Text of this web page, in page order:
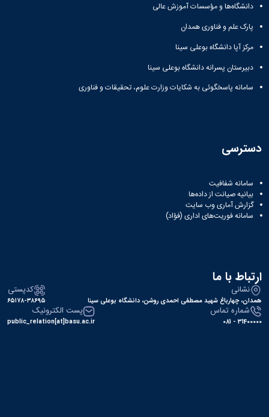
دانشگاه‌ها و مؤسسات آموزش عالی
پارک علم و فناوری همدان
مرکز آپا دانشگاه بوعلی سینا
دبیرستان پسرانه دانشگاه بوعلی سینا
سامانه پاسخگوئی به شکایات وزارت علوم، تحقیقات و فناوری
دسترسی
سامانه شفافیت
بیانیه صیانت از داده‌ها
گزارش آماری وب‌ سایت
سامانه فوریت‌های اداری (فؤاد)
ارتباط با ما
نشانی
همدان، چهارباغ شهید مصطفی احمدی روشن، دانشگاه بوعلی سینا
کدپستی
۶۵۱۷۸-۳۸۶۹۵
شماره تماس
31400000 - 081
پست الکترونیک
public_relation[at]basu.ac.ir